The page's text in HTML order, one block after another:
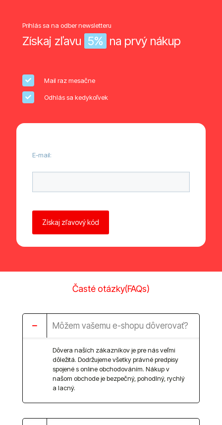
Prihlás sa na odber newsletteru
Získaj zľavu 5% na prvý nákup
Mail raz mesačne
Odhlás sa kedykoľvek
E-mail:
Časté otázky(FAQs)
Môžem vašemu e-shopu dôverovať?
Dôvera naších zákazníkov je pre nás veľmi
dôležitá. Dodržujeme všetky právné predpisy
spojené s online obchodováním. Nákup v
našom obchode je bezpečný, pohodlný, rychlý
a lacný.